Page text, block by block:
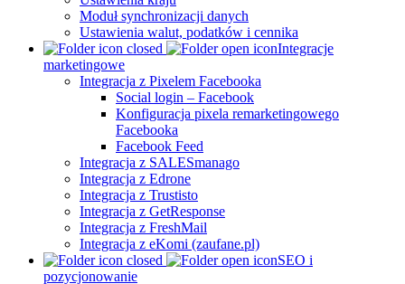
Moduł synchronizacji danych
Ustawienia walut, podatków i cennika
Integracje
marketingowe
Integracja z Pixelem Facebooka
Social login – Facebook
Konfiguracja pixela remarketingowego
Facebooka
Facebook Feed
Integracja z SALESmanago
Integracja z Edrone
Integracja z Trustisto
Integracja z GetResponse
Integracja z FreshMail
Integracja z eKomi (zaufane.pl)
SEO i
pozycjonowanie